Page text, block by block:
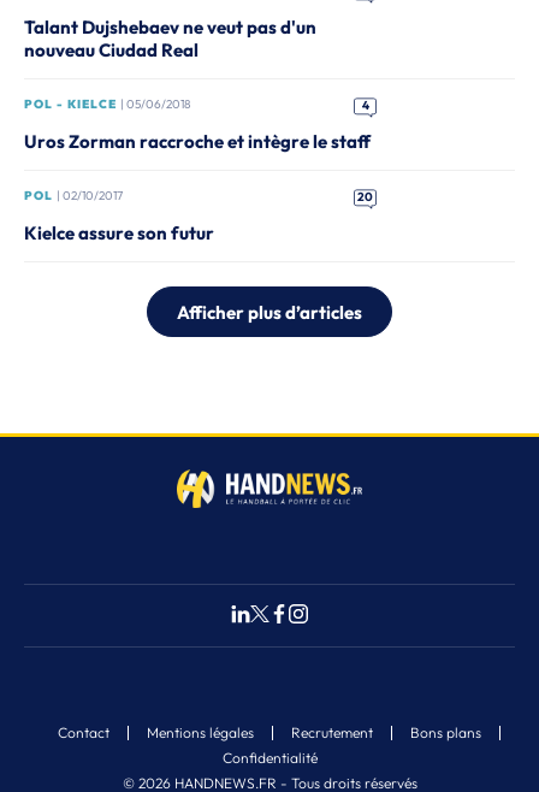
Talant Dujshebaev ne veut pas d'un
nouveau Ciudad Real
POL - KIELCE | 05/06/2018 4
Uros Zorman raccroche et intègre le staff
POL | 02/10/2017 20
Kielce assure son futur
Afficher plus d’articles
© 2026 HANDNEWS.FR - Tous droits réservés
Contact Mentions légales Recrutement
Bons plans
Confidentialité